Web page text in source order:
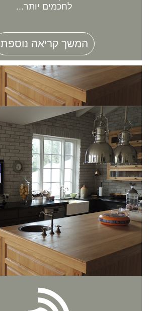
לחכמים יותר...
המשך קריאה נוספת